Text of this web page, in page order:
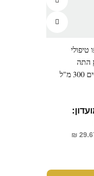
טיפולי
התה
מ"ל
₪